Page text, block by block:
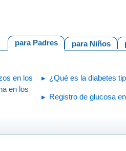
para Niños
para Padres
en los
en los
¿Qué es la diabetes
Registro de glucosa